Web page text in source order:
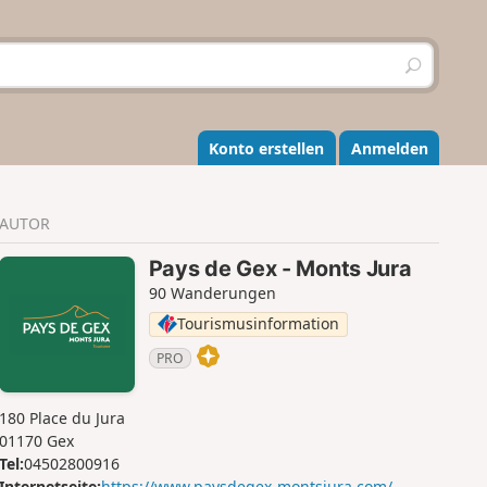
S
u
h
e
n
Konto erstellen Anmelden
AUTOR
Pays de Gex - Monts Jura
90 Wanderungen
Tourismusinformation
PRO
180 Place du Jura
01170 Gex
Tel:04502800916